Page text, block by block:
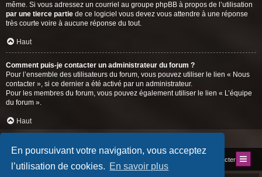
En poursuivant votre navigation, vous acceptez
l’utilisation de cookies. En savoir plus
même. Si vous adressez un courriel au groupe phpBB à propos de l’utilisation
par une tierce partie de ce logiciel vous devez vous attendre à une réponse
très courte voire à aucune réponse du tout.
Haut
Comment puis-je contacter un administrateur du forum ?
Pour l’ensemble des utilisateurs du forum, vous pouvez utiliser le lien « Nous
contacter », si ce dernier a été activé par un administrateur.
Pour les membres du forum, vous pouvez également utiliser le lien « L’équipe
du forum ».
Haut
Nous contacter